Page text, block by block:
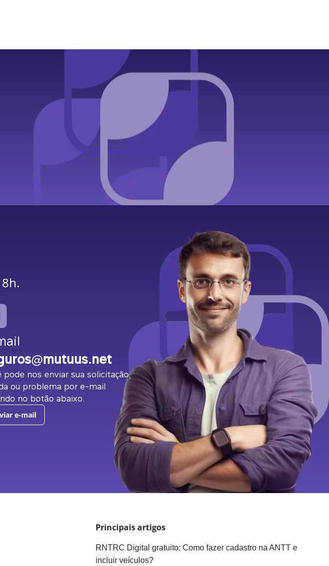
pode nos enviar sua solicitação,
ou problema por e-mail
no botão abaixo.
e-mail
Principais artigos
RNTRC Digital gratuito: Como fazer cadastro na ANTT e
incluir veículos?